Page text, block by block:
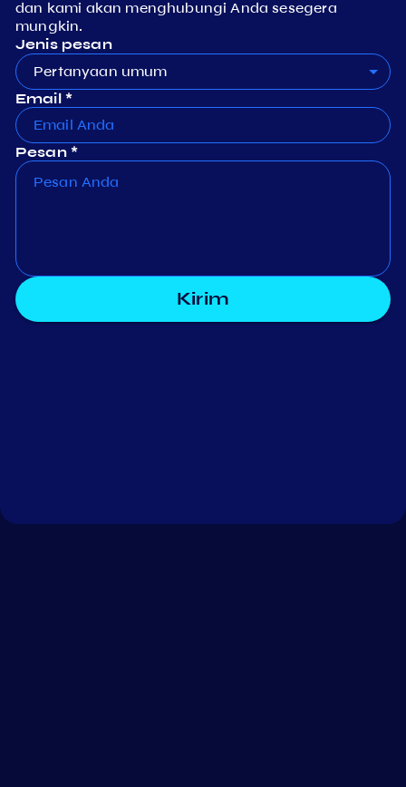
dan kami akan menghubungi Anda sesegera
mungkin.
Jenis pesan
Pertanyaan umum
Email *
Pesan *
Kirim